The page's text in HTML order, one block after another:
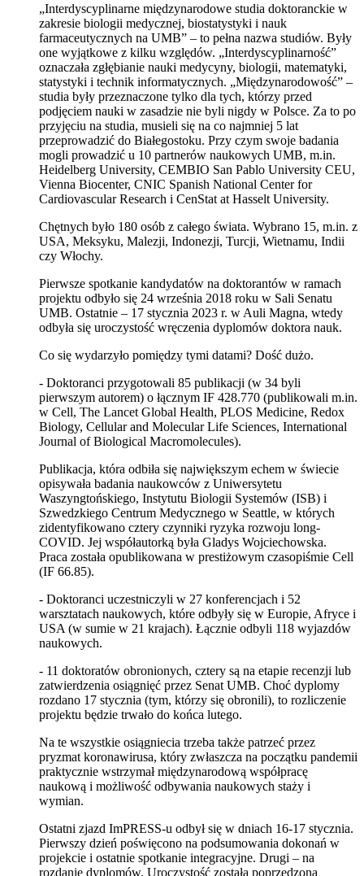
„Interdyscyplinarne międzynarodowe studia doktoranckie w
zakresie biologii medycznej, biostatystyki i nauk
farmaceutycznych na UMB” – to pełna nazwa studiów. Były
one wyjątkowe z kilku względów. „Interdyscyplinarność”
oznaczała zgłębianie nauki medycyny, biologii, matematyki,
statystyki i technik informatycznych. „Międzynarodowość” –
studia były przeznaczone tylko dla tych, którzy przed
podjęciem nauki w zasadzie nie byli nigdy w Polsce. Za to po
przyjęciu na studia, musieli się na co najmniej 5 lat
przeprowadzić do Białegostoku. Przy czym swoje badania
mogli prowadzić u 10 partnerów naukowych UMB, m.in.
Heidelberg University, CEMBIO San Pablo University CEU,
Vienna Biocenter, CNIC Spanish National Center for
Cardiovascular Research i CenStat at Hasselt University.
Chętnych było 180 osób z całego świata. Wybrano 15, m.in. z
USA, Meksyku, Malezji, Indonezji, Turcji, Wietnamu, Indii
czy Włochy.
Pierwsze spotkanie kandydatów na doktorantów w ramach
projektu odbyło się 24 września 2018 roku w Sali Senatu
UMB. Ostatnie – 17 stycznia 2023 r. w Auli Magna, wtedy
odbyła się uroczystość wręczenia dyplomów doktora nauk.
Co się wydarzyło pomiędzy tymi datami? Dość dużo.
- Doktoranci przygotowali 85 publikacji (w 34 byli
pierwszym autorem) o łącznym IF 428.770 (publikowali m.in.
w Cell, The Lancet Global Health, PLOS Medicine, Redox
Biology, Cellular and Molecular Life Sciences, International
Journal of Biological Macromolecules).
Publikacja, która odbiła się największym echem w świecie
opisywała badania naukowców z Uniwersytetu
Waszyngtońskiego, Instytutu Biologii Systemów (ISB) i
Szwedzkiego Centrum Medycznego w Seattle, w których
zidentyfikowano cztery czynniki ryzyka rozwoju long-
COVID. Jej współautorką była Gladys Wojciechowska.
Praca została opublikowana w prestiżowym czasopiśmie Cell
(IF 66.85).
- Doktoranci uczestniczyli w 27 konferencjach i 52
warsztatach naukowych, które odbyły się w Europie, Afryce i
USA (w sumie w 21 krajach). Łącznie odbyli 118 wyjazdów
naukowych.
- 11 doktoratów obronionych, cztery są na etapie recenzji lub
zatwierdzenia osiągnięć przez Senat UMB. Choć dyplomy
rozdano 17 stycznia (tym, którzy się obronili), to rozliczenie
projektu będzie trwało do końca lutego.
Na te wszystkie osiągniecia trzeba także patrzeć przez
pryzmat koronawirusa, który zwłaszcza na początku pandemii
praktycznie wstrzymał międzynarodową współpracę
naukową i możliwość odbywania naukowych staży i
wymian.
Ostatni zjazd ImPRESS-u odbył się w dniach 16-17 stycznia.
Pierwszy dzień poświęcono na podsumowania dokonań w
projekcie i ostatnie spotkanie integracyjne. Drugi – na
rozdanie dyplomów. Uroczystość została poprzedzona